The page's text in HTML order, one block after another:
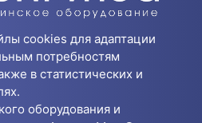
cookies для адаптации
потребностям
в статистических и
оборудования и